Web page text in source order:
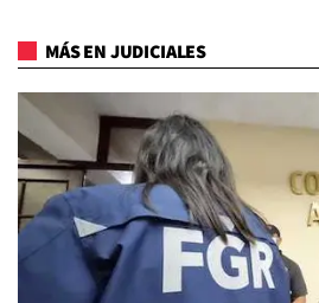
MÁS EN JUDICIALES